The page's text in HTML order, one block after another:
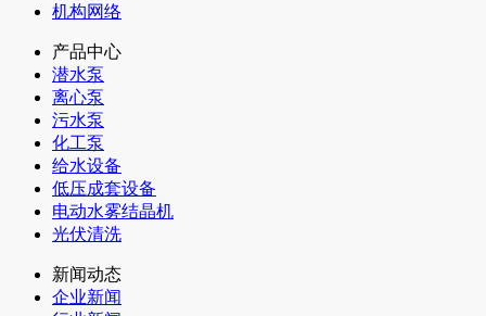
机构网络
产品中心
潜水泵
离心泵
污水泵
化工泵
给水设备
低压成套设备
电动水雾结晶机
光伏清洗
新闻动态
企业新闻